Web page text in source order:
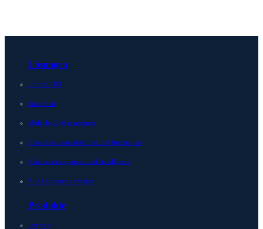
Lösungen
Unified DDI
Sicherheit
Multicloud-Management
Netzwerkautomatisierung und Integration
Netzwerktransparenz und -intelligenz
Alle Lösungen anzeigen
Produkte
Integrity